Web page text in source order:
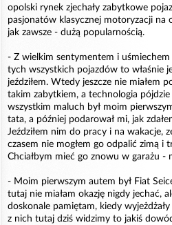
opolski rynek zjechały zabytkowe
pasjonatów klasycznej motoryzacji na
jak zawsze - dużą popularnością.
- Z wielkim sentymentem i
tych wszystkich pojazdów to właśnie
jeździłem. Wtedy jeszcze nie miałem
takim zabytkiem, a technologia
wszystkim maluch był moim
tata, a później podarował mi, jak
Jeździłem nim do pracy i na wakacje,
czasem nie mogłem go odpalić zimą i
Chciałbym mieć go znowu w garażu -
- Moim pierwszym autem był Fiat
tutaj nie miałam okazję nigdy jechać,
doskonale pamiętam, kiedy
z nich tutaj dziś widzimy to jakiś